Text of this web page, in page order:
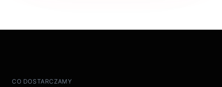
CO DOSTARCZAMY